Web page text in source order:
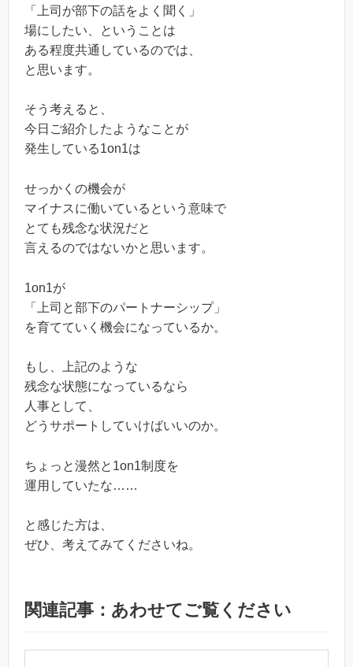
「上司が部下の話をよく聞く」
場にしたい、ということは
ある程度共通しているのでは、
と思います。
そう考えると、
今日ご紹介したようなことが
発生している1on1は
せっかくの機会が
マイナスに働いているという意味で
とても残念な状況だと
言えるのではないかと思います。
1on1が
「上司と部下のパートナーシップ」
を育てていく機会になっているか。
もし、上記のような
残念な状態になっているなら
人事として、
どうサポートしていけばいいのか。
ちょっと漫然と1on1制度を
運用していたな……
と感じた方は、
ぜひ、考えてみてくださいね。
関連記事：あわせてご覧ください